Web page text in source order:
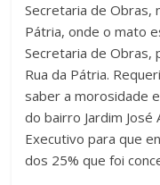
Secretaria de Obras,
Pátria, onde o mato
Secretaria de Obras,
Rua da Pátria.
saber a morosidade
do bairro Jardim
Executivo para que
dos 25% que foi